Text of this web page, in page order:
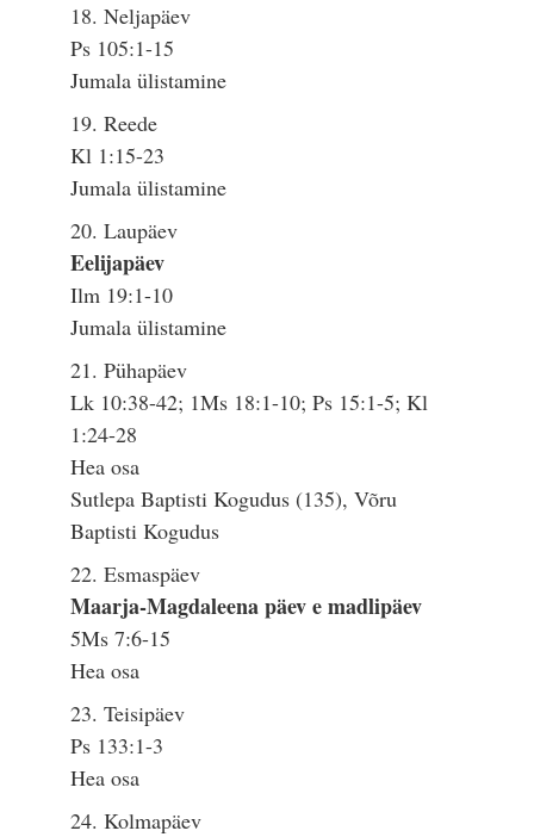
18. Neljapäev
Ps 105:1-15
Jumala ülistamine
19. Reede
Kl 1:15-23
Jumala ülistamine
20. Laupäev
Eelijapäev
Ilm 19:1-10
Jumala ülistamine
21. Pühapäev
Lk 10:38-42; 1Ms 18:1-10; Ps 15:1-5; Kl
1:24-28
Hea osa
Sutlepa Baptisti Kogudus (135), Võru
Baptisti Kogudus
22. Esmaspäev
Maarja-Magdaleena päev e madlipäev
5Ms 7:6-15
Hea osa
23. Teisipäev
Ps 133:1-3
Hea osa
24. Kolmapäev